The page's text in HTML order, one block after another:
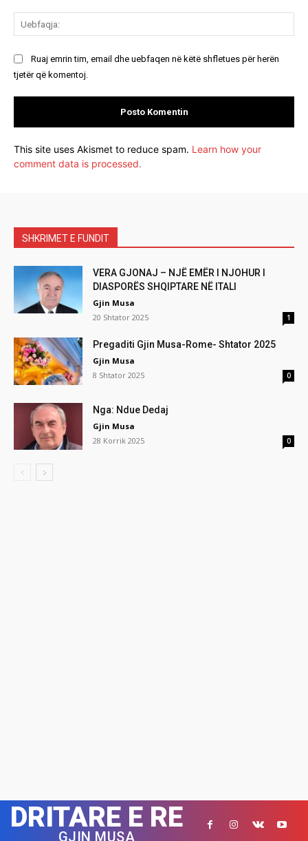
Ruaj emrin tim, email dhe uebfaqen në këtë shfletues për herën
tjetër që komentoj.
This site uses Akismet to reduce spam. Learn how your
comment data is processed.
SHKRIMET E FUNDIT
VERA GJONAJ – NJË EMËR I NJOHUR I
DIASPORËS SHQIPTARE NË ITALI
Gjin Musa
20 Shtator 2025
1
Pregaditi Gjin Musa-Rome- Shtator 2025
Gjin Musa
8 Shtator 2025
0
Nga: Ndue Dedaj
Gjin Musa
28 Korrik 2025
0
DRITARE E RE
GJIN MUSA